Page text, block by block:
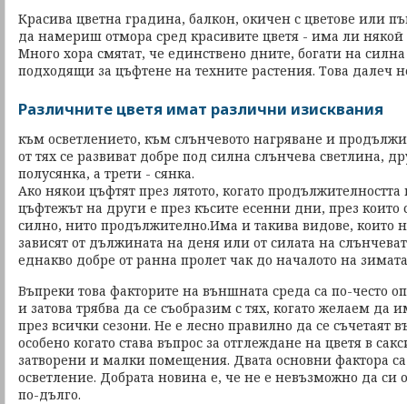
Красива цветна градина, балкон, окичен с цветове или
да намериш отмора сред красивите цветя - има ли някой
Много хора смятат, че единствено дните, богати на
подходящи за цъфтене на техните растения. Това далеч
Различните цветя имат различни изисквания
към осветлението, към слънчевото нагряване и
от тях се развиват добре под силна слънчева светлина,
полусянка, а трети - сянка.
Ако някои цъфтят през лятото, когато
цъфтежът на други е през късите есенни дни, през които
силно, нито продължително.Има и такива видове, които
зависят от дължината на деня или от силата на
еднакво добре от ранна пролет чак до началото на
Въпреки това факторите на външната среда са по-често
и затова трябва да се съобразим с тях, когато желаем
през всички сезони. Не е лесно правилно да се съчетаят
особено когато става въпрос за отглеждане на цветя в
затворени и малки помещения. Двата основни фактора
осветление. Добрата новина е, че не е невъзможно да си
по-дълго.